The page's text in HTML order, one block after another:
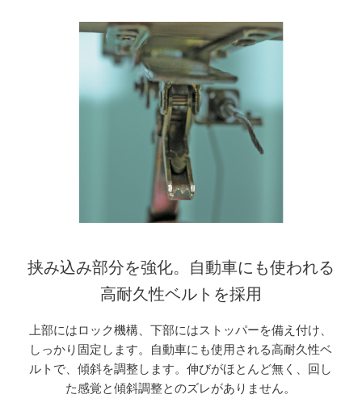
挟み込み部分を強化。自動車にも使われる
高耐久性ベルトを採用
上部にはロック機構、下部にはストッパーを備え付け、
しっかり固定します。自動車にも使用される高耐久性ベ
ルトで、傾斜を調整します。伸びがほとんど無く、回し
た感覚と傾斜調整とのズレがありません。